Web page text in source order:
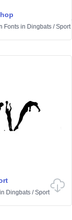
Fonts in Dingbats /Sport
in Dingbats /Sport